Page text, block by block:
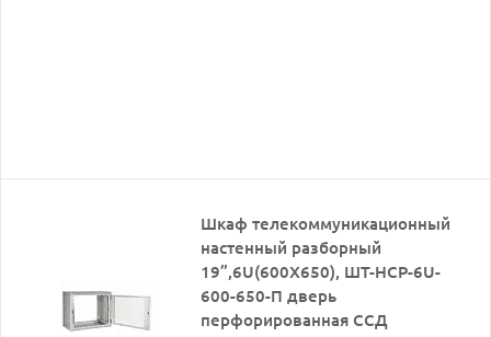
Шкаф телекоммуникационный
настенный разборный
19”,6U(600X650), ШТ-НСР-6U-
600-650-П дверь
перфорированная ССД